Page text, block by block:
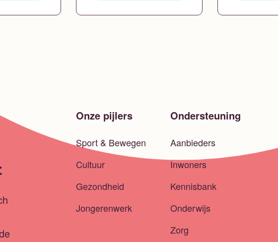
Onze pijlers
Sport & Bewegen
Cultuur
Gezondheid
Jongerenwerk
Ondersteuning
Aanbieders
Inwoners
Kennisbank
Onderwijs
Zorg